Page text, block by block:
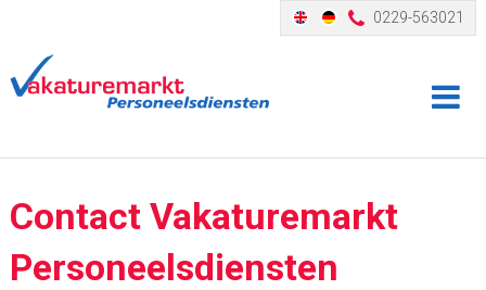
0229-563021
Contact Vakaturemarkt
Personeelsdiensten